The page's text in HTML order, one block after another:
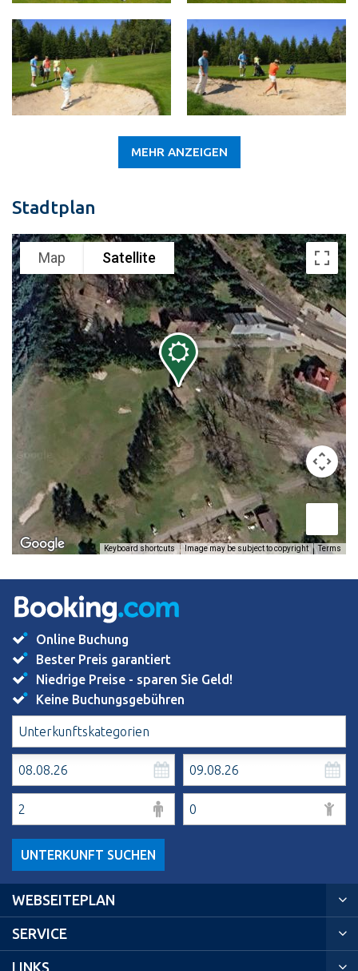
MEHR ANZEIGEN
Stadtplan
Map Satellite
Keyboard shortcuts Image may be subject to copyright Terms
Online Buchung
Bester Preis garantiert
Niedrige Preise - sparen Sie Geld!
Keine Buchungsgebühren
UNTERKUNFT SUCHEN
WEBSEITEPLAN
SERVICE
LINKS